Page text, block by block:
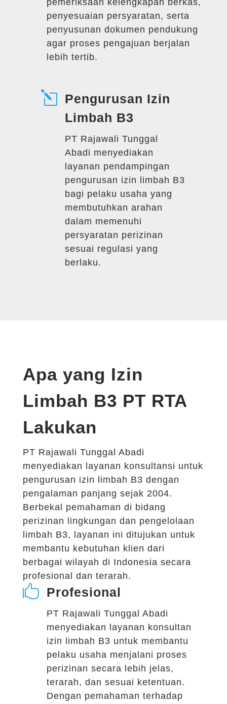
pemeriksaan kelengkapan berkas,
penyesuaian persyaratan, serta
penyusunan dokumen pendukung
agar proses pengajuan berjalan
lebih tertib.
l Pengurusan Izin
Limbah B3
PT Rajawali Tunggal
Abadi menyediakan
layanan pendampingan
pengurusan izin limbah B3
bagi pelaku usaha yang
membutuhkan arahan
dalam memenuhi
persyaratan perizinan
sesuai regulasi yang
berlaku.
Apa yang Izin
Limbah B3 PT RTA
Lakukan
PT Rajawali Tunggal Abadi
menyediakan layanan konsultansi untuk
pengurusan izin limbah B3 dengan
pengalaman panjang sejak 2004.
Berbekal pemahaman di bidang
perizinan lingkungan dan pengelolaan
limbah B3, layanan ini ditujukan untuk
membantu kebutuhan klien dari
berbagai wilayah di Indonesia secara
profesional dan terarah.
 Profesional
PT Rajawali Tunggal Abadi
menyediakan layanan konsultan
izin limbah B3 untuk membantu
pelaku usaha menjalani proses
perizinan secara lebih jelas,
terarah, dan sesuai ketentuan.
Dengan pemahaman terhadap